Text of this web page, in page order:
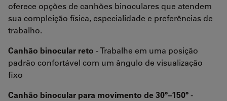
oferece opções de canhões binoculares que atendem
sua compleição física, especialidade e preferências de
trabalho.
Canhão binocular reto - Trabalhe em uma posição
padrão confortável com um ângulo de visualização
fixo
Canhão binocular para movimento de 30°–150°-